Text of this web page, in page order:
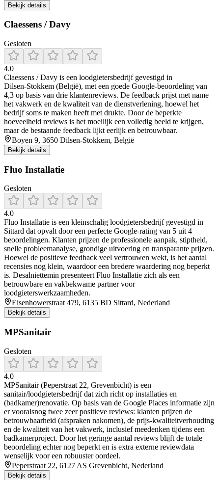
Bekijk details
Claessens / Davy
Gesloten
4.0
Claessens / Davy is een loodgietersbedrijf gevestigd in
Dilsen‑Stokkem (België), met een goede Google‑beoordeling van
4,3 op basis van drie klantenreviews. De feedback prijst met name
het vakwerk en de kwaliteit van de dienstverlening, hoewel het
bedrijf soms te maken heeft met drukte. Door de beperkte
hoeveelheid reviews is het moeilijk een volledig beeld te krijgen,
maar de bestaande feedback lijkt eerlijk en betrouwbaar.
Boyen 9, 3650 Dilsen-Stokkem, België
Bekijk details
Fluo Installatie
Gesloten
4.0
Fluo Installatie is een kleinschalig loodgietersbedrijf gevestigd in
Sittard dat opvalt door een perfecte Google-rating van 5 uit 4
beoordelingen. Klanten prijzen de professionele aanpak, stiptheid,
snelle probleemanalyse, grondige uitvoering en transparante prijzen.
Hoewel de positieve feedback veel vertrouwen wekt, is het aantal
recensies nog klein, waardoor een bredere waardering nog beperkt
is. Desalniettemin presenteert Fluo Installatie zich als een
betrouwbare en vakbekwame partner voor
loodgieterswerkzaamheden.
Eisenhowerstraat 479, 6135 BD Sittard, Nederland
Bekijk details
MPSanitair
Gesloten
4.0
MPSanitair (Peperstraat 22, Grevenbicht) is een
sanitair/loodgietersbedrijf dat zich richt op installaties en
(badkamer)renovatie. Op basis van de Google Places informatie zijn
er vooralsnog twee zeer positieve reviews: klanten prijzen de
betrouwbaarheid (afspraken nakomen), de prijs-kwaliteitverhouding
en de kwaliteit van het vakwerk, inclusief meedenken tijdens een
badkamerproject. Door het geringe aantal reviews blijft de totale
beoordeling echter nog beperkt en is extra externe reviewdata
wenselijk voor een robuuster oordeel.
Peperstraat 22, 6127 AS Grevenbicht, Nederland
Bekijk details